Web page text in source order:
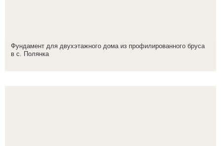
Фундамент для двухэтажного дома из профилированного бруса
в с. Полянка